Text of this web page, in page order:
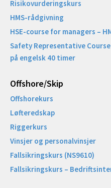
Risikovurderingskurs
HMS-rådgivning
HSE-course for managers –
Safety Representative
på engelsk 40 timer
Offshore/Skip​
Offshorekurs
Løfteredskap
Riggerkurs
Vinsjer og personalvinsjer
Fallsikringskurs (NS9610)
Fallsikringskurs –